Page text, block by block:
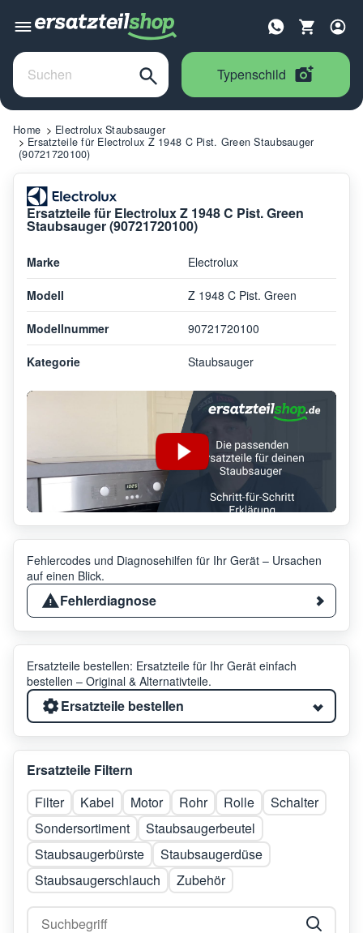
Typenschild
Home
Electrolux Staubsauger
Ersatzteile für Electrolux Z 1948 C Pist. Green Staubsauger
(90721720100)
Ersatzteile für Electrolux Z 1948 C Pist. Green
Staubsauger (90721720100)
Marke Electrolux
Modell Z 1948 C Pist. Green
Modellnummer 90721720100
Kategorie Staubsauger
Fehlercodes und Diagnosehilfen für Ihr Gerät – Ursachen
auf einen Blick.
Fehlerdiagnose
Ersatzteile bestellen: Ersatzteile für Ihr Gerät einfach
bestellen – Original & Alternativteile.
Ersatzteile bestellen
Ersatzteile Filtern
Filter
Kabel Motor Rohr Rolle
Schalter
Sondersortiment
Staubsaugerbeutel
Staubsaugerbürste
Staubsaugerdüse
Staubsaugerschlauch
Zubehör